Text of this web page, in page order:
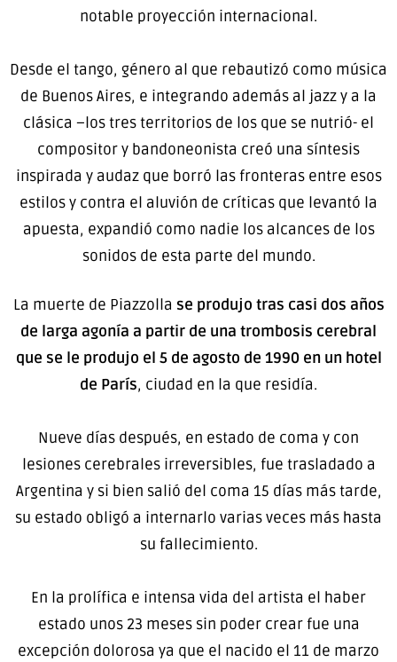
notable proyección internacional.
Desde el tango, género al que rebautizó como música
de Buenos Aires, e integrando además al jazz y a la
clásica –los tres territorios de los que se nutrió- el
compositor y bandoneonista creó una síntesis
inspirada y audaz que borró las fronteras entre esos
estilos y contra el aluvión de críticas que levantó la
apuesta, expandió como nadie los alcances de los
sonidos de esta parte del mundo.
La muerte de Piazzolla se produjo tras casi dos años
de larga agonía a partir de una trombosis cerebral
que se le produjo el 5 de agosto de 1990 en un hotel
de París, ciudad en la que residía.
Nueve días después, en estado de coma y con
lesiones cerebrales irreversibles, fue trasladado a
Argentina y si bien salió del coma 15 días más tarde,
su estado obligó a internarlo varias veces más hasta
su fallecimiento.
En la prolífica e intensa vida del artista el haber
estado unos 23 meses sin poder crear fue una
excepción dolorosa ya que el nacido el 11 de marzo